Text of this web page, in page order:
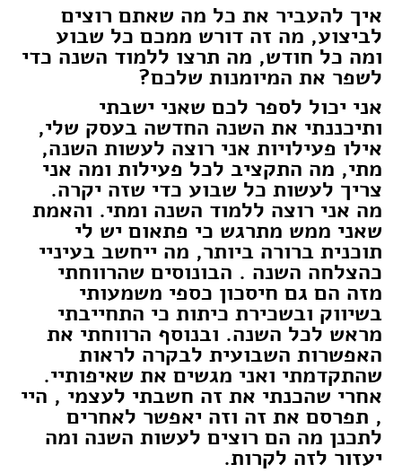
איך להעביר את כל מה שאתם רוצים
לביצוע, מה זה דורש ממכם כל שבוע
ומה כל חודש, מה תרצו ללמוד השנה כדי
לשפר את המיומנות שלכם?
אני יכול לספר לכם שאני ישבתי
ותיכננתי את השנה החדשה בעסק שלי,
אילו פעילויות אני רוצה לעשות השנה,
מתי, מה התקציב לכל פעילות ומה אני
צריך לעשות כל שבוע כדי שזה יקרה.
מה אני רוצה ללמוד השנה ומתי. והאמת
שאני ממש מתרגש כי פתאום יש לי
תוכנית ברורה ביותר, מה ייחשב בעיניי
כהצלחה השנה . הבונוסים שהרווחתי
מזה הם גם חיסכון כספי משמעותי
בשיווק ובשכירת כיתות כי התחייבתי
מראש לכל השנה. ובנוסף הרווחתי את
האפשרות השבועית לבקרה לראות
שהתקדמתי ואני מגשים את שאיפותיי.
אחרי שהכנתי את זה חשבתי לעצמי , היי
, תפרסם את זה וזה יאפשר לאחרים
לתכנן מה הם רוצים לעשות השנה ומה
יעזור לזה לקרות.